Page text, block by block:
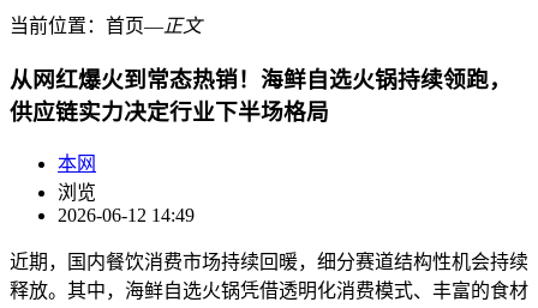
当前位置： 首页―正文
从网红爆火到常态热销！海鲜自选火锅持续领跑，
供应链实力决定行业下半场格局
本网
浏览
2026-06-12 14:49
近期，国内餐饮消费市场持续回暖，细分赛道结构性机会持续
释放。其中，海鲜自选火锅凭借透明化消费模式、丰富的食材